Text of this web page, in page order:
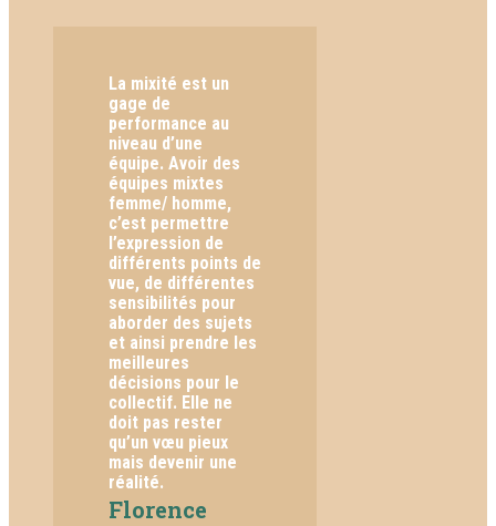
La mixité est un
gage de
performance au
niveau d’une
équipe. Avoir des
équipes mixtes
femme/ homme,
c’est permettre
l’expression de
différents points de
vue, de différentes
sensibilités pour
aborder des sujets
et ainsi prendre les
meilleures
décisions pour le
collectif. Elle ne
doit pas rester
qu’un vœu pieux
mais devenir une
réalité.
Florence